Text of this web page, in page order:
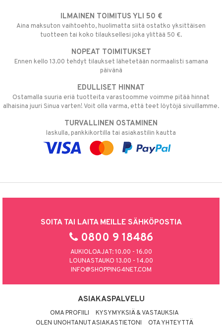
ILMAINEN TOIMITUS YLI 50 €
Aina maksuton vaihtoehto, huolimatta siitä ostatko yksittäisen
tuotteen tai koko tilauksellesi joka ylittää 50 €.
NOPEAT TOIMITUKSET
Ennen kello 13.00 tehdyt tilaukset lähetetään normaalisti samana
päivänä
EDULLISET HINNAT
Ostamalla suuria eriä tuotteita varastoomme voimme pitää hinnat
alhaisina juuri Sinua varten! Voit olla varma, että teet löytöjä sivuillamme.
TURVALLINEN OSTAMINEN
laskulla, pankkikortilla tai asiakastilin kautta
SOITA TAI LAITA MEILLE SÄHKÖPOSTIA
0800 9 18486
AUKIOLOAJAT: 10.00 - 16.00
LOUNASTAUKO 13.00 - 14.00
INFO@SHOPPING4NET.COM
ASIAKASPALVELU
OMA PROFIILI
KYSYMYKSIÄ & VASTAUKSIA
OLEN UNOHTANUT ASIAKASTIETONI
OTA YHTEYTTÄ